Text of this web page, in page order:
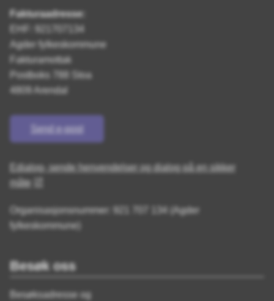
Fakturaadresse:
EHF: 921707134
Agder fylkeskommune
Fakturamottak
Postboks 788 Stoa
4809 Arendal
Send e-post
Edialog- sende henvendelser og dialog på en sikker
måte
Organisasjonsnummer: 921 707 134 (Agder
fylkeskommune)
Besøk oss
Besøksadresse og